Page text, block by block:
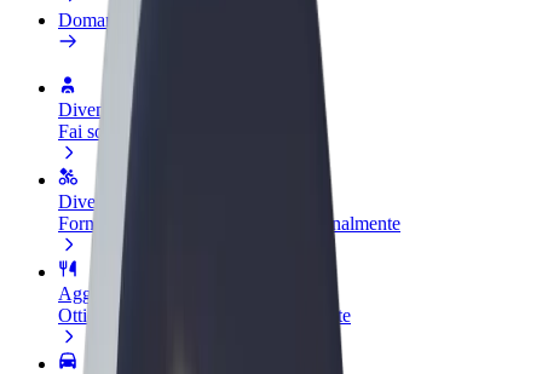
Domande Frequenti
Diventa un driver
Fai soldi alle tue condizioni
Diventa un autista Bolt
Fornisci cibo e ricevi pagato settimanalmente
Aggiungi il tuo ristorante o negozio
Ottieni più clienti e aumenta le vendite